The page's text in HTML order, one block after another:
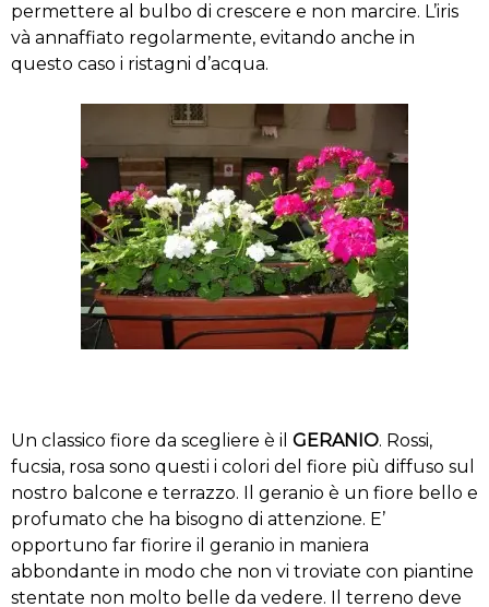
permettere al bulbo di crescere e non marcire. L’iris
và annaffiato regolarmente, evitando anche in
questo caso i ristagni d’acqua.
Un classico fiore da scegliere è il GERANIO. Rossi,
fucsia, rosa sono questi i colori del fiore più diffuso sul
nostro balcone e terrazzo. Il geranio è un fiore bello e
profumato che ha bisogno di attenzione. E’
opportuno far fiorire il geranio in maniera
abbondante in modo che non vi troviate con piantine
stentate non molto belle da vedere. Il terreno deve